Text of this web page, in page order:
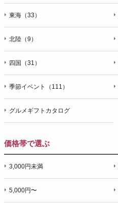
東海（33）
北陸（9）
四国（31）
季節イベント（111）
グルメギフトカタログ
価格帯で選ぶ
3,000円未満
5,000円〜